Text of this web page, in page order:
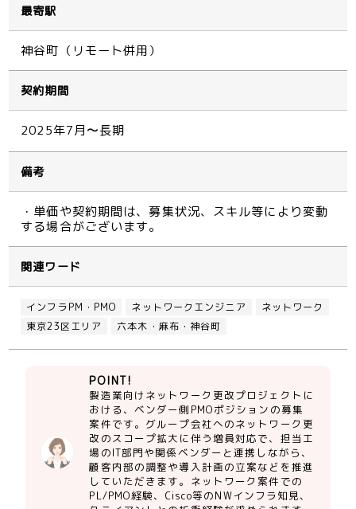
最寄駅
神谷町（リモート併用）
契約期間
2025年7月〜長期
備考
・単価や契約期間は、募集状況、スキル等により変動
する場合がございます。
関連ワード
インフラPM・PMO ネットワークエンジニア
ネットワーク
東京23区エリア
六本木・麻布・神谷町
POINT!
製造業向けネットワーク更改プロジェクトに
おける、ベンダー側PMOポジションの募集
案件です。グループ会社へのネットワーク更
改のスコープ拡大に伴う増員対応で、担当工
場のIT部門や関係ベンダーと連携しながら、
顧客内部の調整や導入計画の立案などを推進
していただきます。ネットワーク案件での
PL/PMO経験、Cisco等のNWインフラ知見、